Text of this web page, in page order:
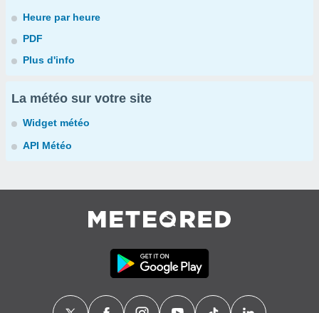
Heure par heure
PDF
Plus d'info
La météo sur votre site
Widget météo
API Météo